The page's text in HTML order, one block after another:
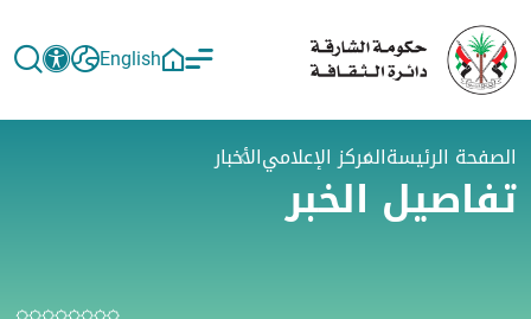
English
الصفحة الرئيسةالمركز الإعلاميالأخبار
تفاصيل الخبر